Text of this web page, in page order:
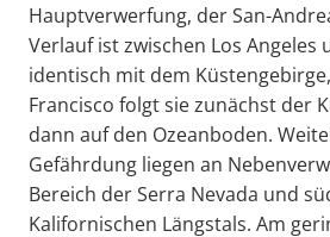
Hauptverwerfung, der San-
Verlauf ist zwischen Los Angeles
identisch mit dem
Francisco folgt sie zunächst der
dann auf den Ozeanboden.
Gefährdung liegen an
Bereich der Serra Nevada und
Kalifornischen Längstals. Am